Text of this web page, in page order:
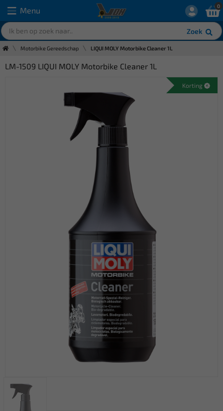
Menu
Zoek
0
Motorbike Gereedschap LIQUI MOLY Motorbike Cleaner 1L
LM-1509 LIQUI MOLY Motorbike Cleaner 1L
Korting